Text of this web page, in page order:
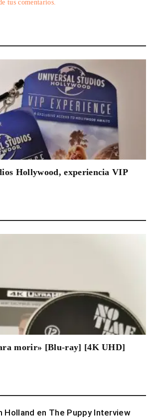
tus comentarios.
Hollywood, experiencia VIP
morir» [Blu-ray] [4K UHD]
Holland en The Puppy Interview